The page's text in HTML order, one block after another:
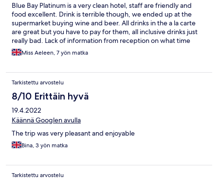
Blue Bay Platinum is a very clean hotel, staff are friendly and
food excellent. Drink is terrible though, we ended up at the
supermarket buying wine and beer. All drinks in the a la carte
are great but you have to pay for them, all inclusive drinks just
really bad. Lack of information from reception on what time
meals are, what areas are available to guests, no info whatsoever
on any entertainment or anthing really about the hotel. We
out that the beach have loungers that are free to use for Blue
Bay guests. Top swimming pool best for the sun all day, bottom
pool warmer but more noisy due to it being next to the speaker.
There is a more adult friendly area with small swimming pool out
the back, not sure on the sun hitting it though. Cleaners are
great, anything you need just ask, free water each day for your
Miss Aeleen, 7 yön matka
Tarkistettu arvostelu
8/10 Erittäin hyvä
19.4.2022
Käännä Googlen avulla
The trip was very pleasant and enjoyable
Bina, 3 yön matka
Tarkistettu arvostelu